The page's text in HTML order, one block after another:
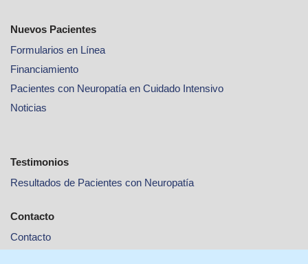
Nuevos Pacientes
Formularios en Línea
Financiamiento
Pacientes con Neuropatía en Cuidado Intensivo
Noticias
Testimonios
Resultados de Pacientes con Neuropatía
Contacto
Contacto